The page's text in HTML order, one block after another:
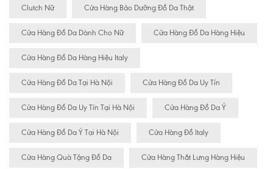
Clutch Nữ Cửa Hàng Bảo Dưỡng Đồ Da Thật
Cửa Hàng Đồ Da Dành Cho Nữ Cửa Hàng Đồ Da Hàng Hiệu
Cửa Hàng Đồ Da Hàng Hiệu Italy
Cửa Hàng Đồ Da Tại Hà Nội Cửa Hàng Đồ Da Uy Tín
Cửa Hàng Đồ Da Uy Tín Tại Hà Nội Cửa Hàng Đồ Da Ý
Cửa Hàng Đồ Da Ý Tại Hà Nội Cửa Hàng Đồ Italy
Cửa Hàng Quà Tặng Đồ Da Cửa Hàng Thắt Lưng Hàng Hiệu